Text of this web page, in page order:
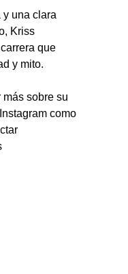
una clara
Kriss
que
y mito.
más sobre su
como